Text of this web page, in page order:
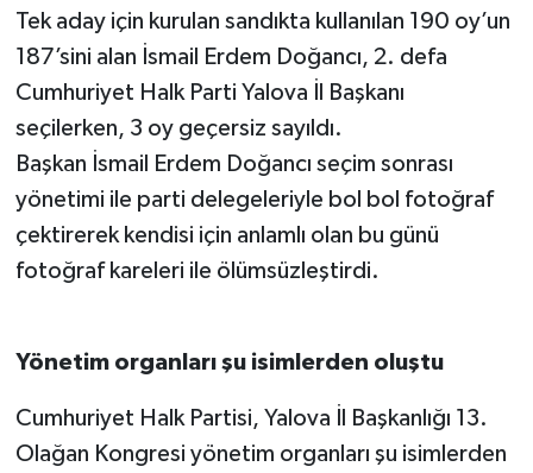
Tek aday için kurulan sandıkta kullanılan 190 oy’un
187’sini alan İsmail Erdem Doğancı, 2. defa
Cumhuriyet Halk Parti Yalova İl Başkanı
seçilerken, 3 oy geçersiz sayıldı.
Başkan İsmail Erdem Doğancı seçim sonrası
yönetimi ile parti delegeleriyle bol bol fotoğraf
çektirerek kendisi için anlamlı olan bu günü
fotoğraf kareleri ile ölümsüzleştirdi.
Yönetim organları şu isimlerden oluştu
Cumhuriyet Halk Partisi, Yalova İl Başkanlığı 13.
Olağan Kongresi yönetim organları şu isimlerden